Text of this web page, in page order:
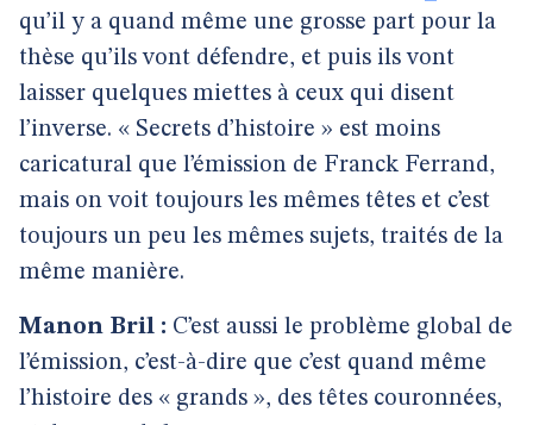
qu’il y a quand même une grosse part pour la
thèse qu’ils vont défendre, et puis ils vont
laisser quelques miettes à ceux qui disent
l’inverse. « Secrets d’histoire » est moins
caricatural que l’émission de Franck Ferrand,
mais on voit toujours les mêmes têtes et c’est
toujours un peu les mêmes sujets, traités de la
même manière.
Manon Bril : C’est aussi le problème global de
l’émission, c’est-à-dire que c’est quand même
l’histoire des « grands », des têtes couronnées,